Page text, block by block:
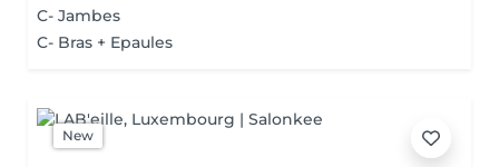
C- Jambes
C- Bras + Epaules
New